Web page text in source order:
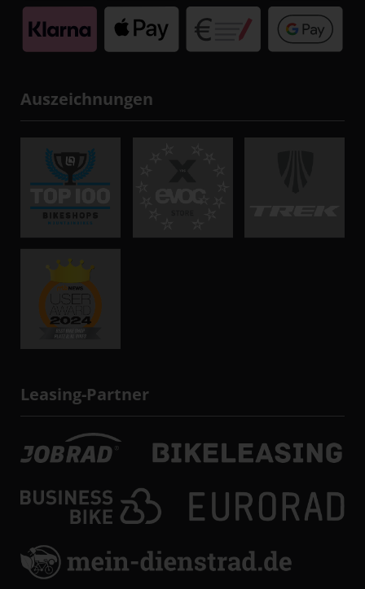
Auszeichnungen
Leasing-Partner